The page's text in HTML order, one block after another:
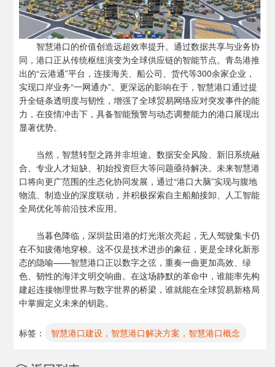
智慧港口的价值创造远超效率提升。通过数据共享与业务协
同，港口正从传统枢纽演变为全球供应链的智能节点。青岛港推
出的“云港通”平台，连接海关、船公司、货代等300余家企业，
实现口岸业务“一网通办”。更深远的影响在于，智慧港口通过提
升全链条透明度与韧性，增强了全球贸易网络应对突发事件的能
力，在疫情冲击下，具备智能预警与动态调整能力的港口展现出
显著优势。
当然，智慧转型之路并非坦途。数据安全风险、新旧系统融
合、专业人才短缺、初始投资巨大等问题亟待解决。未来智慧港
口将向更广范围的生态化协同发展，通过“港口大脑”实现与腹地
物流、制造业的深度联动，并积极探索自主船舶接卸、人工智能
全局优化等前沿技术应用。
当暮色降临，深圳盐田港的灯光渐次亮起，无人驾驶集卡仍
在不知疲倦地穿梭。这不仅是技术进步的象征，更是全球化新形
态的隐喻——智慧港口正以数字之弦，重奏一曲更加高效、绿
色、韧性的海洋文明交响曲。在这场静默的革命中，谁能率先构
建起连接物理世界与数字世界的桥梁，谁就能在全球贸易新格局
中掌握定义未来的钥匙。
标签： 智慧港口建设，智慧港口解决方案，智慧港口概念